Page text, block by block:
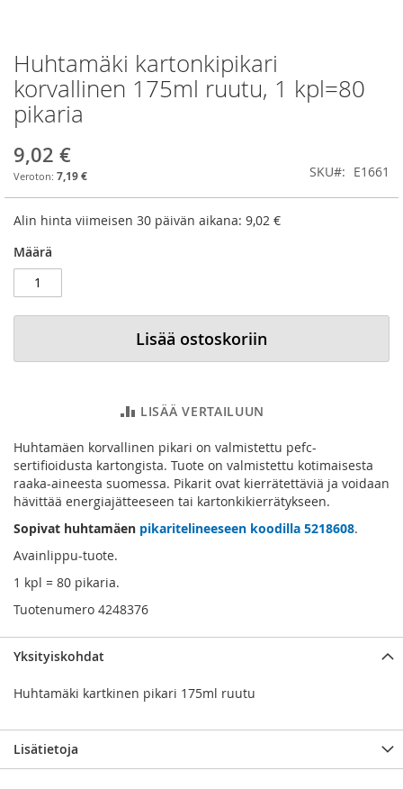
Skip
to
the
beginning
of
the
images
gallery
Huhtamäki kartonkipikari
korvallinen 175ml ruutu, 1 kpl=80
pikaria
9,02 €
7,19 € SKU E1661
Alin hinta viimeisen 30 päivän aikana: 9,02 €
Määrä
Lisää ostoskoriin
LISÄÄ VERTAILUUN
Huhtamäen korvallinen pikari on valmistettu pefc-
sertifioidusta kartongista. Tuote on valmistettu kotimaisesta
raaka-aineesta suomessa. Pikarit ovat kierrätettäviä ja voidaan
hävittää energiajätteeseen tai kartonkikierrätykseen.
Sopivat huhtamäen pikaritelineeseen koodilla 5218608.
Avainlippu-tuote.
1 kpl = 80 pikaria.
Tuotenumero 4248376
Yksityiskohdat
Huhtamäki kartkinen pikari 175ml ruutu
Lisätietoja